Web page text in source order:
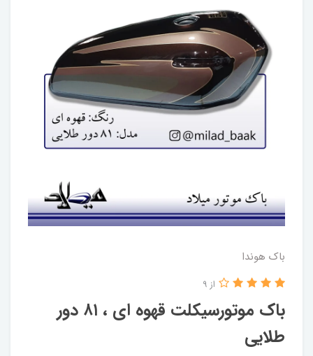
باک هوندا
باک موتورسیکلت قهوه ای ، ۸۱ دور
طلایی
از 9